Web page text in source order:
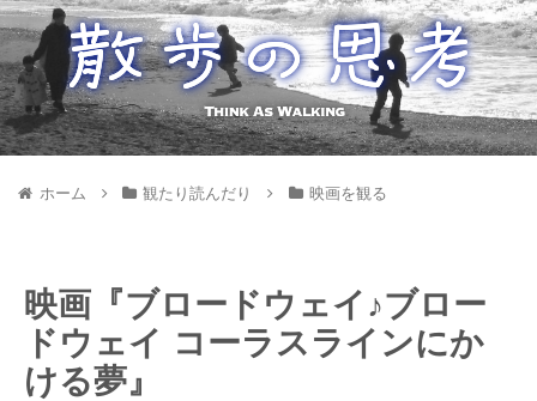
ホーム 観たり読んだり 映画を観る
映画『ブロードウェイ♪ブロー
ドウェイ コーラスラインにか
ける夢』